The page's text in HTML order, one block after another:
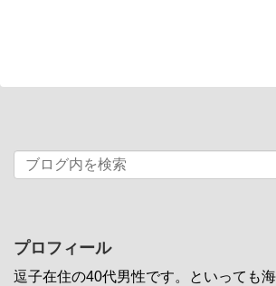
プロフィール
逗子在住の40代男性です。といっても